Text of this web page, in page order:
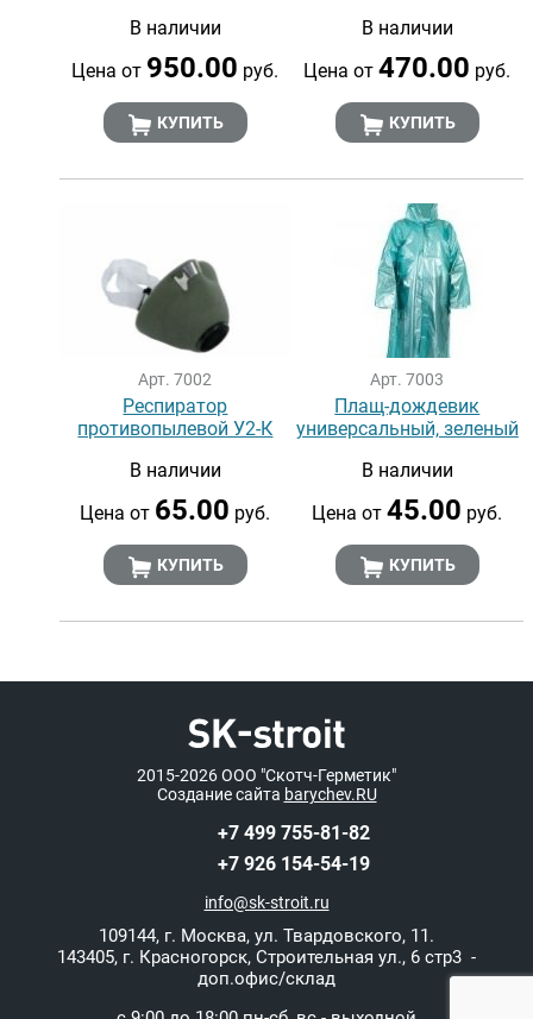
В наличии
Цена от 950.00 руб.
КУПИТЬ
В наличии
Цена от470.00 руб.
КУПИТЬ
Арт. 7002
Респиратор
противопылевой У2-К
В наличии
Цена от 65.00 руб.
КУПИТЬ
Арт. 7003
Плащ-дождевик
универсальный, зеленый
В наличии
Цена от45.00 руб.
КУПИТЬ
2015-2026ООО "Скотч-Герметик"
Создание сайта barychev.RU
+7 499 755-81-82
+7 926 154-54-19
info@sk-stroit.ru
109144, г. Москва, ул. Твардовского, 11.
143405, г. Красногорск, Строительная ул., 6 стр3 -
доп.офис/склад